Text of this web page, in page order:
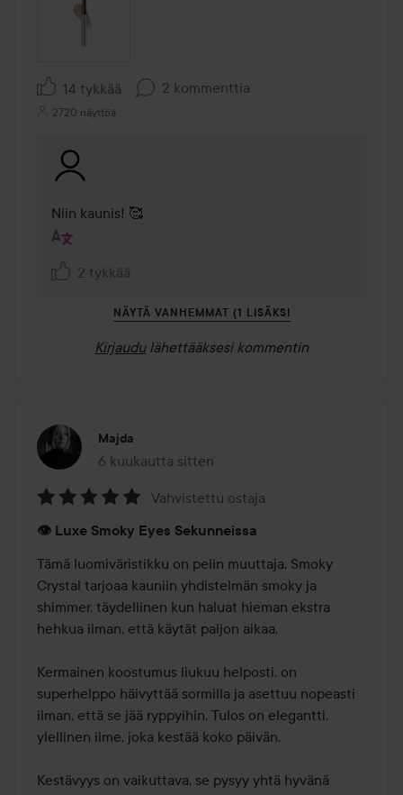
14 tykkää 2 kommenttia
2720 näyttöä
Niin kaunis! 🥰
2 tykkää
NÄYTÄ VANHEMMAT (1 LISÄKSI
Kirjaudu lähettääksesi kommentin
Majda
6 kuukautta sitten
Viesti luotiin 6 kuukautta sitten
5
/
5
Vahvistettu ostaja
👁️ Luxe Smoky Eyes Sekunneissa
Tämä luomiväristikku on pelin muuttaja. Smoky
Crystal tarjoaa kauniin yhdistelmän smoky ja
shimmer, täydellinen kun haluat hieman ekstra
hehkua ilman, että käytät paljon aikaa.
Kermainen koostumus liukuu helposti, on
superhelppo häivyttää sormilla ja asettuu nopeasti
ilman, että se jää ryppyihin. Tulos on elegantti,
ylellinen ilme, joka kestää koko päivän.
Kestävyys on vaikuttava, se pysyy yhtä hyvänä